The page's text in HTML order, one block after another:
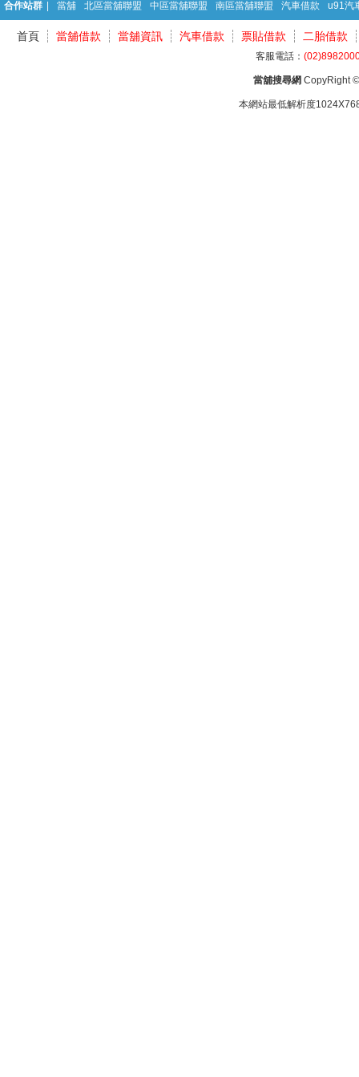
合作站群 當舖 北區當舖聯盟 中區當舖聯盟 南區當舖聯盟 汽車借款 u91汽
首頁 當舖借款 當舖資訊 汽車借款 票貼借款 二胎借款
客服電話：
當舖搜尋網 CopyRight
本網站最低解析度